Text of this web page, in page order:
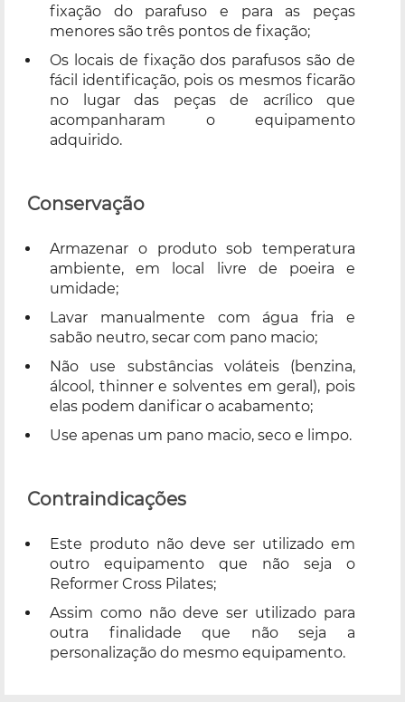
fixação do parafuso e para as peças
menores são três pontos de fixação;
Os locais de fixação dos parafusos são de
fácil identificação, pois os mesmos ficarão
no lugar das peças de acrílico que
acompanharam o equipamento
adquirido.
Conservação
Armazenar o produto sob temperatura
ambiente, em local livre de poeira e
umidade;
Lavar manualmente com água fria e
sabão neutro, secar com pano macio;
Não use substâncias voláteis (benzina,
álcool, thinner e solventes em geral), pois
elas podem danificar o acabamento;
Use apenas um pano macio, seco e limpo.
Contraindicações
Este produto não deve ser utilizado em
outro equipamento que não seja o
Reformer Cross Pilates;
Assim como não deve ser utilizado para
outra finalidade que não seja a
personalização do mesmo equipamento.